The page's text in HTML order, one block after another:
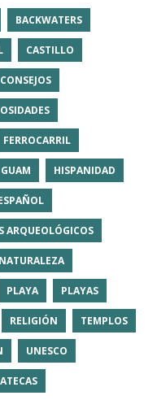
BACKWATERS
CASTILLO
CONSEJOS
FERROCARRIL
GUAM HISPANIDAD
ARQUEOLÓGICOS
NATURALEZA
PLAYA PLAYAS
RELIGIÓN TEMPLOS
UNESCO